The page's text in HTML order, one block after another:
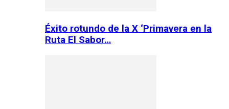
Éxito rotundo de la X ‘Primavera en la
Ruta El Sabor…